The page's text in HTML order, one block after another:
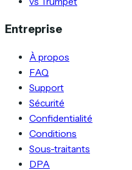
Entreprise
À propos
FAQ
Support
Sécurité
Confidentialité
Conditions
Sous-traitants
DPA